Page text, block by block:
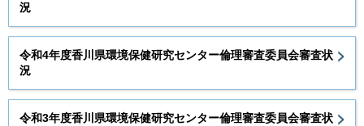
況
令和4年度香川県環境保健研究センター倫理審査委員会審査状
況
令和3年度香川県環境保健研究センター倫理審査委員会審査状